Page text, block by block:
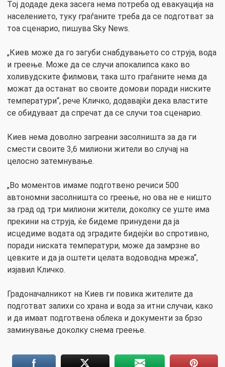
Тој додаде дека засега нема потреба од евакуација на
населението, туку граѓаните треба да се подготват за
тоа сценарио, пишува Sky News.
„Киев може да го загуби снабдувањето со струја, вода
и греење. Може да се случи апокалипса како во
холивудските филмови, така што граѓаните нема да
можат да останат во своите домови поради ниските
температури“, рече Кличко, додавајќи дека властите
се обидуваат да спречат да се случи тоа сценарио.
Киев нема доволно загреани засолништа за да ги
смести своите 3,6 милиони жители во случај на
целосно затемнување.
„Во моментов имаме подготвено речиси 500
автономни засолништа со греење, но ова не е ништо
за град од три милиони жители, доколку се уште има
прекини на струја, ќе бидеме принудени да ја
исцедиме водата од зградите бидејќи во спротивно,
поради ниската температури, може да замрзне во
цевките и да ја оштети целата водоводна мрежа“,
изјавил Кличко.
Градоначалникот на Киев ги повика жителите да
подготват залихи со храна и вода за итни случаи, како
и да имаат подготвена облека и документи за брзо
заминување доколку снема греење.